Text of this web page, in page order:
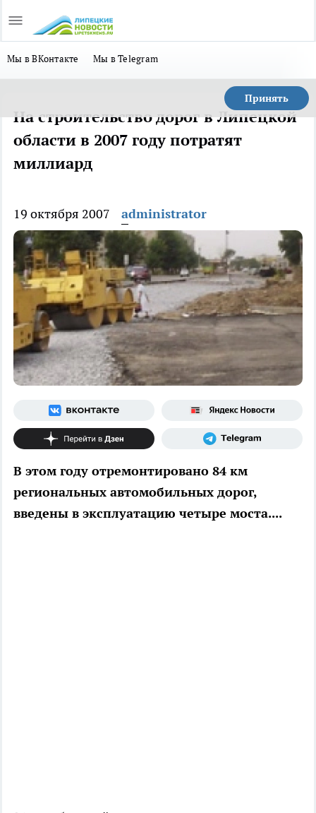
Мы в ВКонтакте Мы в Telegram
Принять
На строительство дорог в Липецкой
области в 2007 году потратят
миллиард
19 октября 2007 administrator
В этом году отремонтировано 84 км
региональных автомобильных дорог,
введены в эксплуатацию четыре моста....